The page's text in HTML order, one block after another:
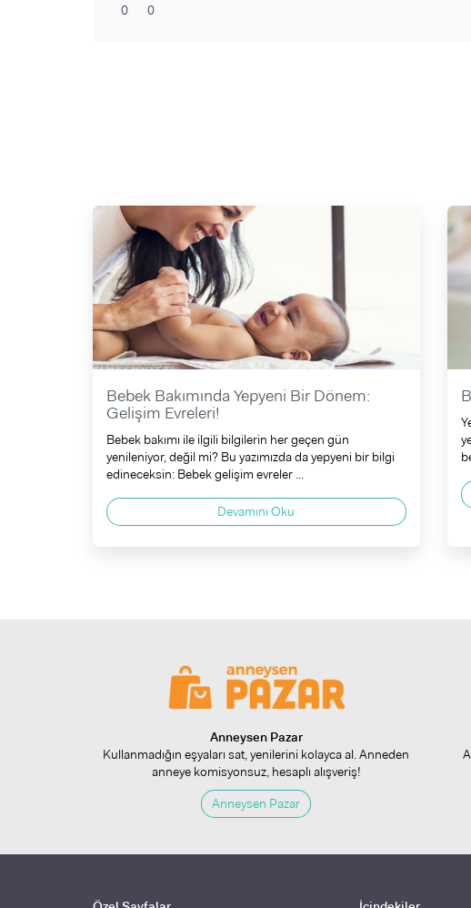
0 0
Bebek Bakımında Yepyeni Bir Dönem:
Gelişim Evreleri!
Bebek bakımı ile ilgili bilgilerin her geçen gün
yenileniyor, değil mi? Bu yazımızda da yepyeni bir bilgi
edineceksin: Bebek gelişim evreler ...
Devamını Oku
Anneysen Pazar
Kullanmadığın eşyaları sat, yenilerini kolayca al. Anneden
anneye komisyonsuz, hesaplı alışveriş!
Anneysen Pazar